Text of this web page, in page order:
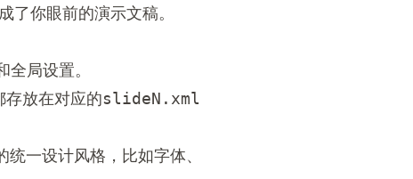
你眼前的演示文稿。
局设置。
存放在对应的slideN.xml
一设计风格，比如字体、